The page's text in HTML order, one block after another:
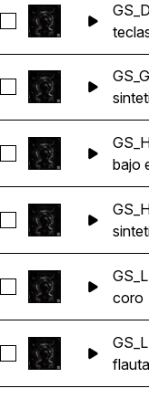
Seleccionar
Seleccionar
Seleccionar
bajo
Seleccionar
Seleccionar
coro
Seleccionar
flauta